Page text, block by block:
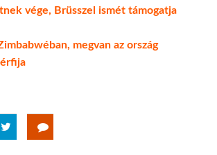
vége, Brüsszel ismét támogatja
megvan az ország